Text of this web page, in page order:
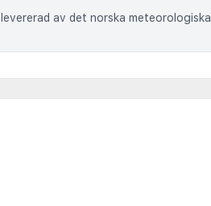
av det norska meteorologiska